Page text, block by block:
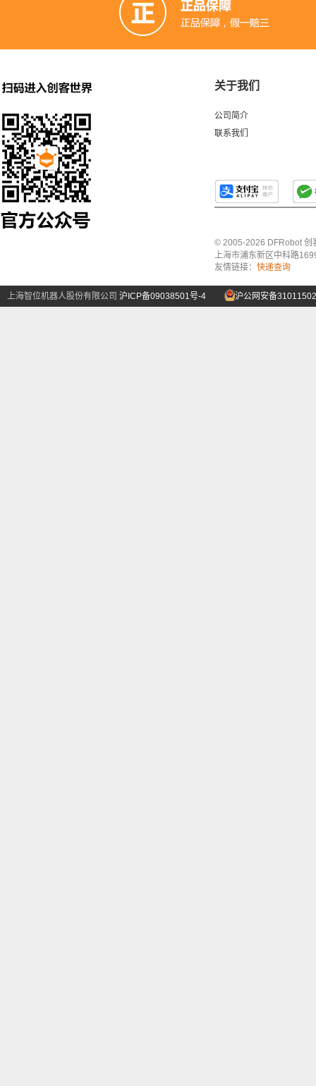
关于我们
公司简介
联系我们
© 2005-2026 DFRobot 创
上海市浦东新区中科路
友情链接： 快递查询
上海智位机器人股份有限公司 沪ICP备09038501号-4 沪公网安备